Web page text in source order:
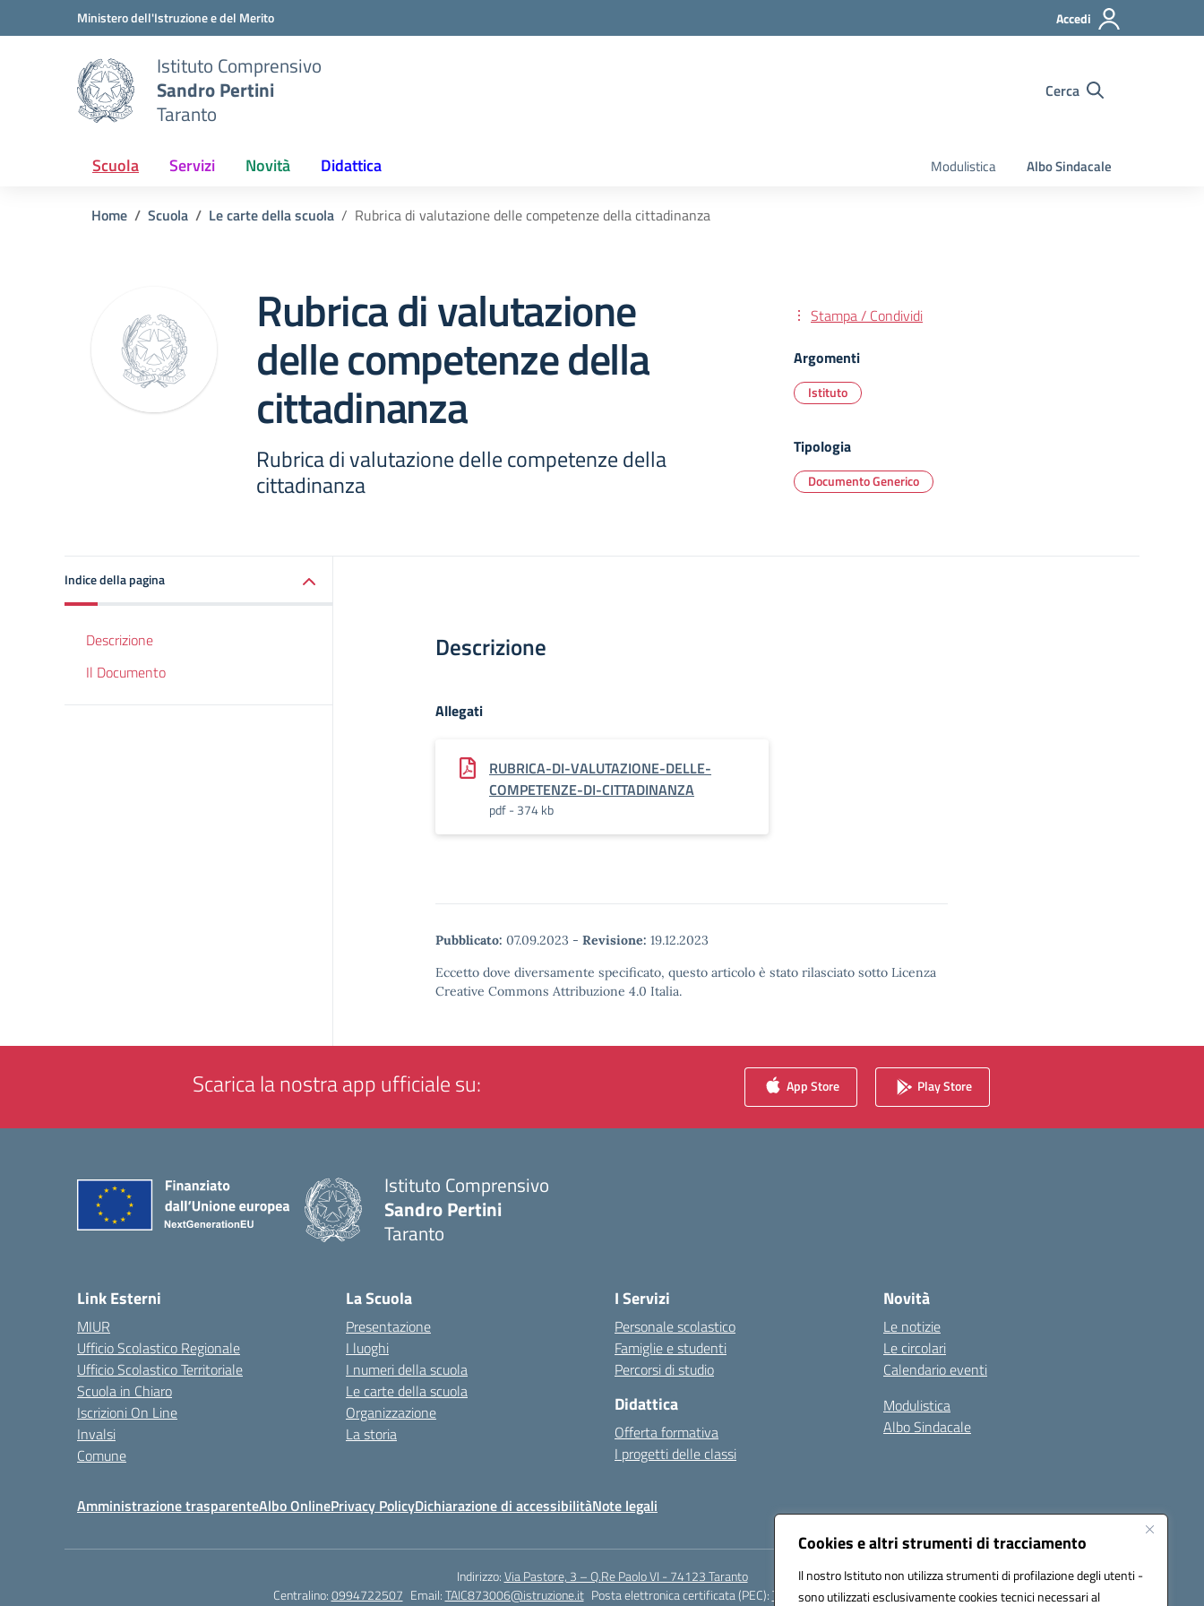
Cookies e altri strumenti di tracciamento
Il nostro Istituto non utilizza strumenti di profilazione degli utenti -
sono utilizzati esclusivamente cookies tecnici necessari al
Vai ai contenuti
Vai al menu di navigazioneMinistero dell'Istruzione e del Merito Accedi
Istituto Comprensivo
Sandro Pertini
Taranto
Cerca
Scuola Servizi Novità Didattica Modulistica Albo Sindacale
Home Scuola Le carte della scuola Rubrica di valutazione delle competenze della cittadinanza
Rubrica di valutazione
delle competenze della
cittadinanza
Rubrica di valutazione delle competenze della
cittadinanza
Stampa / Condividi
Argomenti
Istituto
Tipologia
Documento Generico
Indice della pagina
Descrizione
Il Documento
Descrizione
Allegati
RUBRICA-DI-VALUTAZIONE-DELLE-
COMPETENZE-DI-CITTADINANZA
pdf - 374 kb
Pubblicato: 07.09.2023 - Revisione: 19.12.2023
Eccetto dove diversamente specificato, questo articolo è stato rilasciato sotto Licenza
Creative Commons Attribuzione 4.0 Italia.
Scarica la nostra app ufficiale su: App Store Play Store
Istituto Comprensivo
Sandro Pertini
Taranto
Link Esterni
MIUR
Ufficio Scolastico Regionale
Ufficio Scolastico Territoriale
Scuola in Chiaro
Iscrizioni On Line
Invalsi
Comune
La Scuola
Presentazione
I luoghi
I numeri della scuola
Le carte della scuola
Organizzazione
La storia
I Servizi
Personale scolastico
Famiglie e studenti
Percorsi di studio
Didattica
Offerta formativa
I progetti delle classi
Novità
Le notizie
Le circolari
Calendario eventi
Modulistica
Albo Sindacale
Amministrazione trasparenteAlbo OnlinePrivacy PolicyDichiarazione di accessibilitàNote legali
Indirizzo:Via Pastore, 3 – Q.Re Paolo VI - 74123 Taranto
Centralino:0994722507 Email:TAIC873006@istruzione.it Posta elettronica certificata (PEC):TAIC873006@pec.istruzione.it